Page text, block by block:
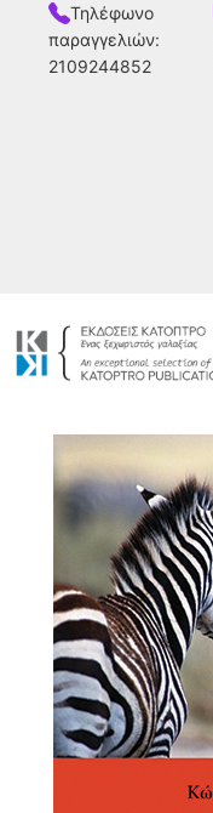
Τηλέφωνο
παραγγελιών:
2109244852